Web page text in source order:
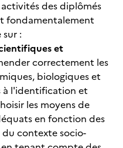
des diplômés
fondamentalement
:
et
correctement les
biologiques et
à l'identification et
les moyens de
en fonction des
contexte socio-